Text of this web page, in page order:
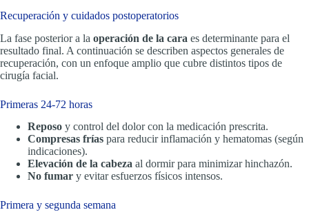
Recuperación y cuidados postoperatorios
La fase posterior a la operación de la cara es determinante para el
resultado final. A continuación se describen aspectos generales de
recuperación, con un enfoque amplio que cubre distintos tipos de
cirugía facial.
Primeras 24-72 horas
Reposo y control del dolor con la medicación prescrita.
Compresas frías para reducir inflamación y hematomas (según
indicaciones).
Elevación de la cabeza al dormir para minimizar hinchazón.
No fumar y evitar esfuerzos físicos intensos.
Primera y segunda semana